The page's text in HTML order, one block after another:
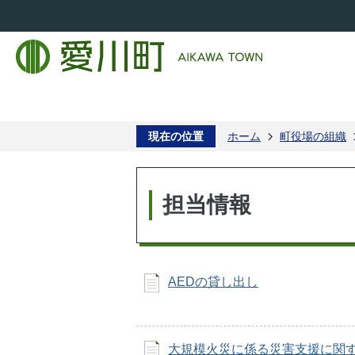
現在の位置 ホーム 町役場の組織
担当情報
AEDの貸し出し
大規模火災に係る災害支援に関